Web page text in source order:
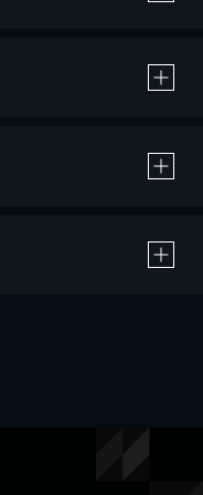
る作品の購入 / レンタルです。